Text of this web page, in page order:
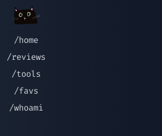
/home
/reviews
/tools
/favs
/whoami